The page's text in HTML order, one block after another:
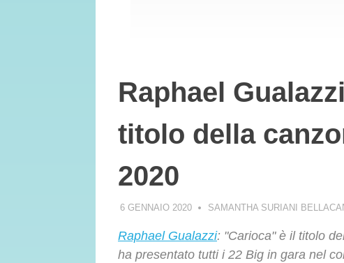
Raphael
titolo della
2020
6 GENNAIO 2020 SAMANTHA SURIANI
Raphael Gualazzi: "Carioca" è il titolo
ha presentato tutti i 22 Big in gara nel